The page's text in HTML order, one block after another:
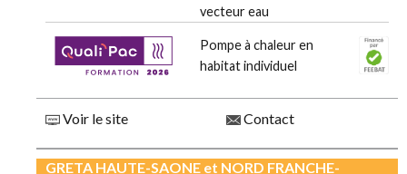
vecteur eau
Pompe à chaleur en
habitat individuel
Voir le site Contact
GRETA HAUTE-SAONE et NORD FRANCHE-